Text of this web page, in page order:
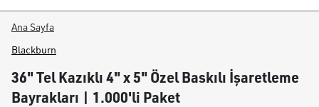
Ana Sayfa
Blackburn
36" Tel Kazıklı 4" x 5" Özel Baskılı İşaretleme
Bayrakları | 1.000'li Paket